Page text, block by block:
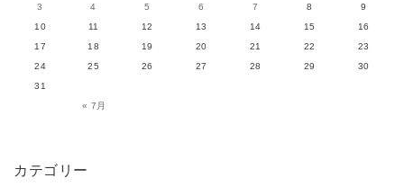
« 7月
3
4 5 6 7 8
9
10
11 12 13 14 15
16
17
18 19 20 21 22
23
24
25 26 27 28 29
30
31
カテゴリー